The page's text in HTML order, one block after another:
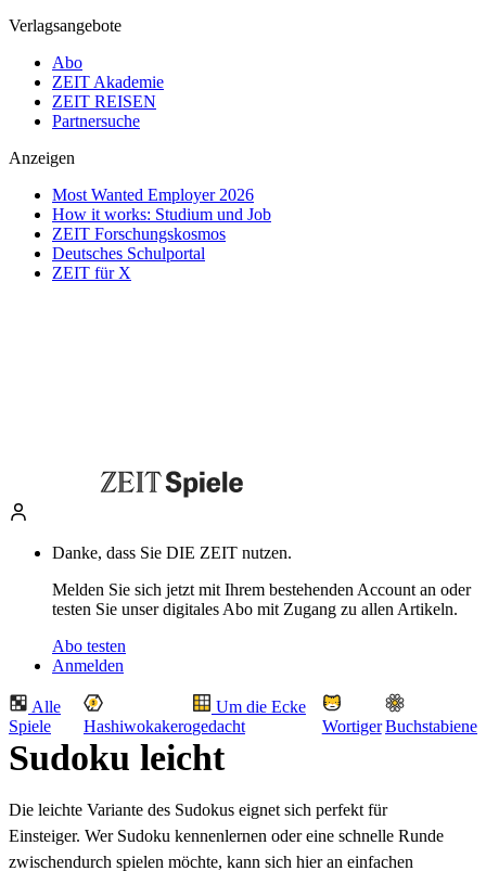
Verlagsangebote
Abo
ZEIT Akademie
ZEIT REISEN
Partnersuche
Anzeigen
Most Wanted Employer 2026
How it works: Studium und Job
ZEIT Forschungskosmos
Deutsches Schulportal
ZEIT für X
Danke, dass Sie DIE ZEIT nutzen.
Melden Sie sich jetzt mit Ihrem bestehenden Account an oder
testen Sie unser digitales Abo mit Zugang zu allen Artikeln.
Abo testen
Anmelden
Alle
Spiele
Hashiwokakero
Um die Ecke
gedacht
WortigerBuchstabiene
Sudoku leicht
Die leichte Variante des Sudokus eignet sich perfekt für
Einsteiger. Wer Sudoku kennenlernen oder eine schnelle Runde
zwischendurch spielen möchte, kann sich hier an einfachen